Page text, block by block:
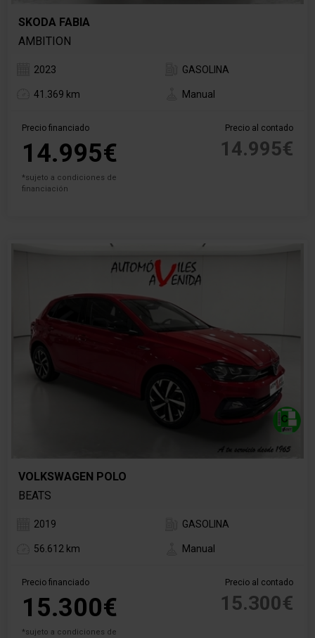
SKODA FABIA
AMBITION
2023 GASOLINA
41.369 km Manual
Precio financiado
14.995€
*sujeto a condiciones de
financiación
Precio al contado
14.995€
VOLKSWAGEN POLO
BEATS
2019 GASOLINA
56.612 km Manual
Precio financiado
15.300€
*sujeto a condiciones de
Precio al contado
15.300€